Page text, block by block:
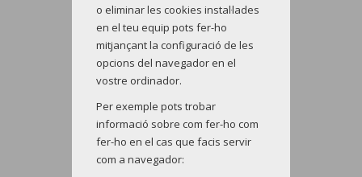
o eliminar les cookies instal·lades
en el teu equip pots fer-ho
mitjançant la configuració de les
opcions del navegador en el
vostre ordinador.
Per exemple pots trobar
informació sobre com fer-ho com
fer-ho en el cas que facis servir
com a navegador: